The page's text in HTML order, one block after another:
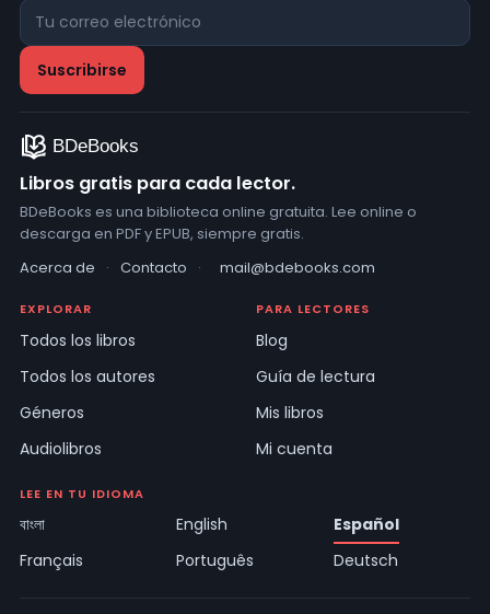
Libros gratis para cada lector.
BDeBooks es una biblioteca online gratuita. Lee online o
descarga en PDF y EPUB, siempre gratis.
Acerca de
· Contacto · mail@bdebooks.com
EXPLORAR
Todos los libros
Todos los autores
Géneros
Audiolibros
PARA LECTORES
Blog
Guía de lectura
Mis libros
Mi cuenta
LEE EN TU IDIOMA
বাংলা English
Español
Français
Português Deutsch